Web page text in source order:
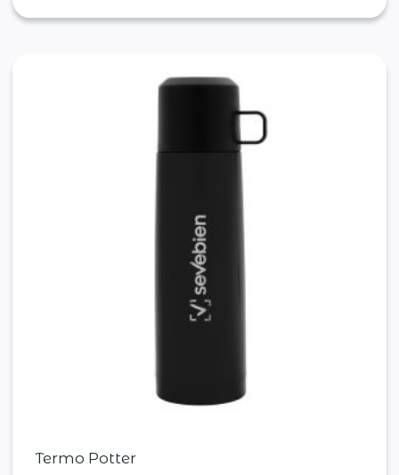
Termo Potter